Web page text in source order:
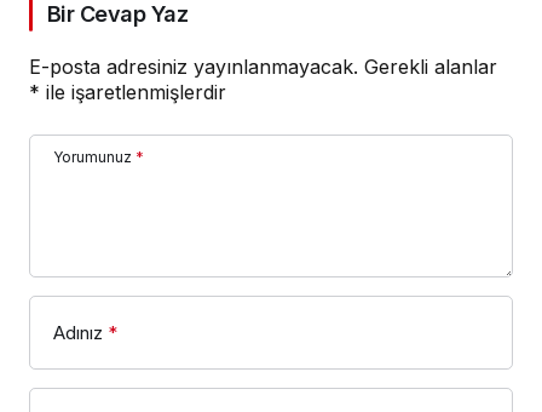
Bir Cevap Yaz
E-posta adresiniz yayınlanmayacak. Gerekli alanlar
* ile işaretlenmişlerdir
Yorumunuz *
Adınız *